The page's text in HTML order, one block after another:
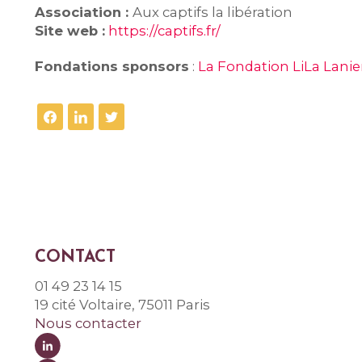
Association : Aux captifs la libération
Site web : https://captifs.fr/
Fondations sponsors : La Fondation LiLa
CONTACT
01 49 23 14 15
19 cité Voltaire, 75011 Paris
Nous contacter